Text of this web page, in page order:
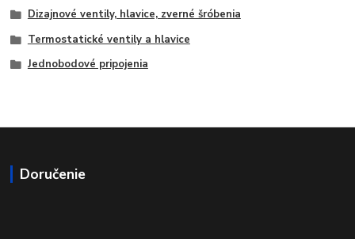
Dizajnové ventily, hlavice, zverné šróbenia
Termostatické ventily a hlavice
Jednobodové pripojenia
Doručenie